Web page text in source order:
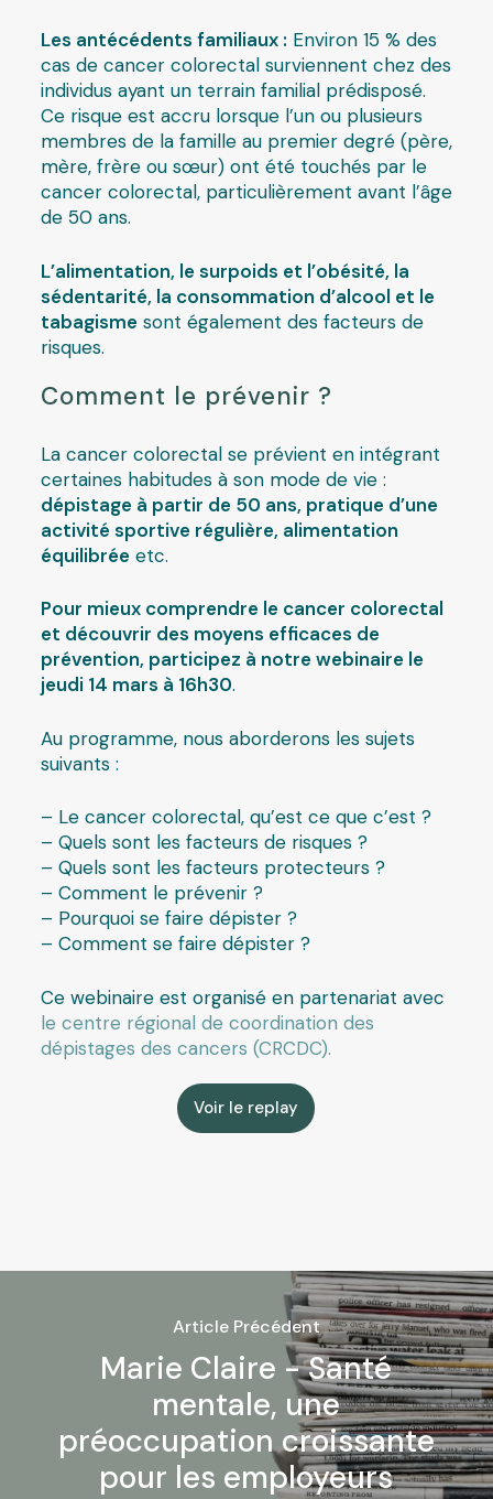
Les antécédents familiaux : Environ 15 % des
cas de cancer colorectal surviennent chez des
individus ayant un terrain familial prédisposé.
Ce risque est accru lorsque l’un ou plusieurs
membres de la famille au premier degré (père,
mère, frère ou sœur) ont été touchés par le
cancer colorectal, particulièrement avant l’âge
de 50 ans.
L’alimentation, le surpoids et l’obésité, la
sédentarité, la consommation d’alcool et le
tabagisme sont également des facteurs de
risques.
Comment le prévenir ?
La cancer colorectal se prévient en intégrant
certaines habitudes à son mode de vie :
dépistage à partir de 50 ans, pratique d’une
activité sportive régulière, alimentation
équilibrée etc.
Pour mieux comprendre le cancer colorectal
et découvrir des moyens efficaces de
prévention, participez à notre webinaire le
jeudi 14 mars à 16h30.
Au programme, nous aborderons les sujets
suivants :
– Le cancer colorectal, qu’est ce que c’est ?
– Quels sont les facteurs de risques ?
– Quels sont les facteurs protecteurs ?
– Comment le prévenir ?
– Pourquoi se faire dépister ?
– Comment se faire dépister ?
Ce webinaire est organisé en partenariat avec
le centre régional de coordination des
dépistages des cancers (CRCDC).
Voir le replay
Article Précédent
Marie Claire - Santé
mentale, une
préoccupation croissante
pour les employeurs